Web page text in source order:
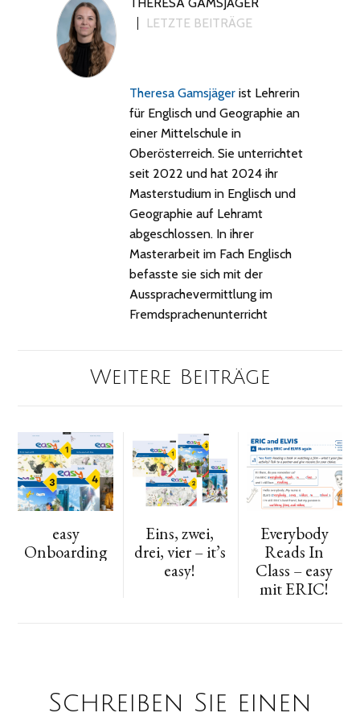
LETZTE BEITRÄGE
Theresa Gamsjäger ist Lehrerin
für Englisch und Geographie an
einer Mittelschule in
Oberösterreich. Sie unterrichtet
seit 2022 und hat 2024 ihr
Masterstudium in Englisch und
Geographie auf Lehramt
abgeschlossen. In ihrer
Masterarbeit im Fach Englisch
befasste sie sich mit der
Aussprachevermittlung im
Fremdsprachenunterricht
Weitere Beiträge
easy
Onboarding
Eins, zwei,
drei, vier – it’s
easy!
Everybody
Reads In
Class – easy
mit ERIC!
Schreiben Sie einen